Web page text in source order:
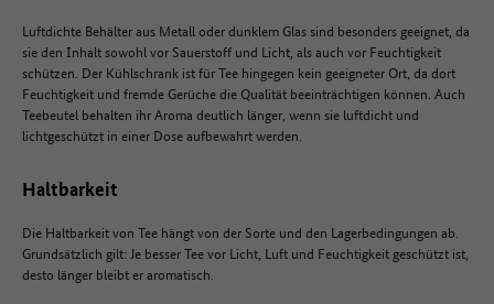
Luftdichte Behälter aus Metall oder dunklem Glas sind besonders geeignet, da
sie den Inhalt sowohl vor Sauerstoff und Licht, als auch vor Feuchtigkeit
schützen. Der Kühlschrank ist für Tee hingegen kein geeigneter Ort, da dort
Feuchtigkeit und fremde Gerüche die Qualität beeinträchtigen können. Auch
Teebeutel behalten ihr Aroma deutlich länger, wenn sie luftdicht und
lichtgeschützt in einer Dose aufbewahrt werden.
Haltbarkeit
Die Haltbarkeit von Tee hängt von der Sorte und den Lagerbedingungen ab.
Grundsätzlich gilt: Je besser Tee vor Licht, Luft und Feuchtigkeit geschützt ist,
desto länger bleibt er aromatisch.